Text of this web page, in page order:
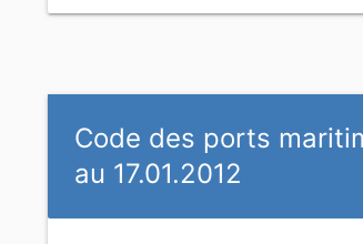
Code des ports
au 17.01.2012